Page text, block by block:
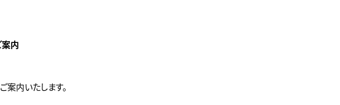
案内
案内いたします。